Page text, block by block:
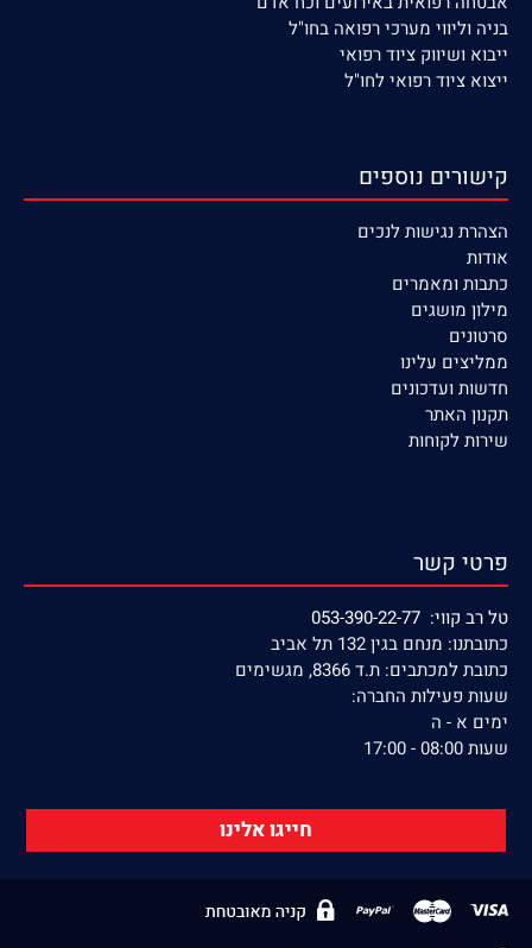
בניה וליווי מערכי רפואה בחו"ל
ייבוא ושיווק ציוד רפואי
ייצוא ציוד רפואי לחו"ל
קישורים נוספים
הצהרת נגישות לנכים
אודות
כתבות ומאמרים
מילון מושגים
סרטונים
ממליצים עלינו
חדשות ועדכונים
תקנון האתר
שירות לקוחות
פרטי קשר
טל רב קווי: 053-390-22-77
כתובתנו: מנחם בגין 132 תל אביב
כתובת למכתבים: ת.ד 8366, מגשימים
שעות פעילות החברה:
ימים א - ה
שעות 08:00 - 17:00
חייגו אלינו